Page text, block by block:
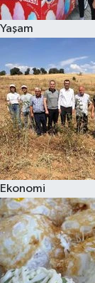
Yaşam
Ekonomi